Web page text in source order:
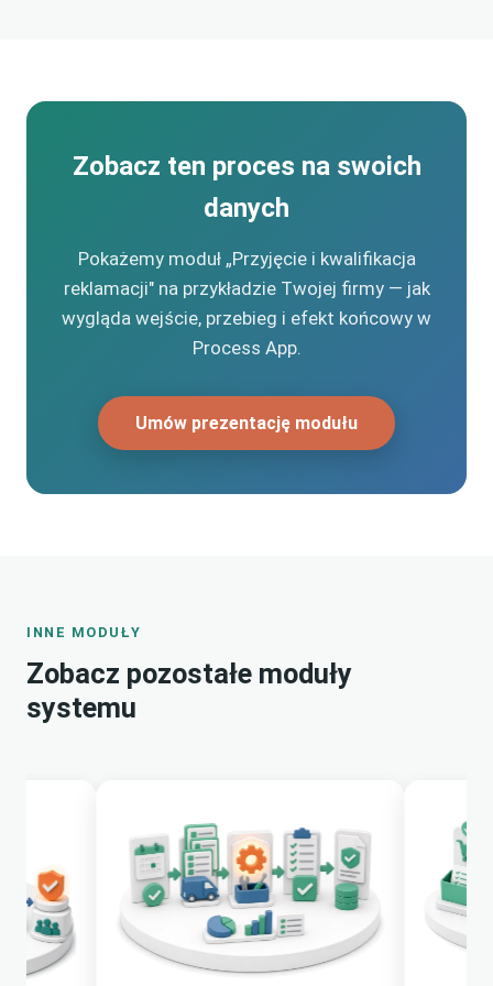
Zobacz ten proces na swoich
danych
Pokażemy moduł „Przyjęcie i kwalifikacja
reklamacji" na przykładzie Twojej firmy — jak
wygląda wejście, przebieg i efekt końcowy w
Process App.
Umów prezentację modułu
INNE MODUŁY
Zobacz pozostałe moduły
systemu